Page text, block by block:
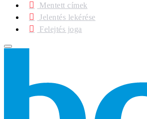
Mentett címek
Jelentés lekérése
Felejtés joga